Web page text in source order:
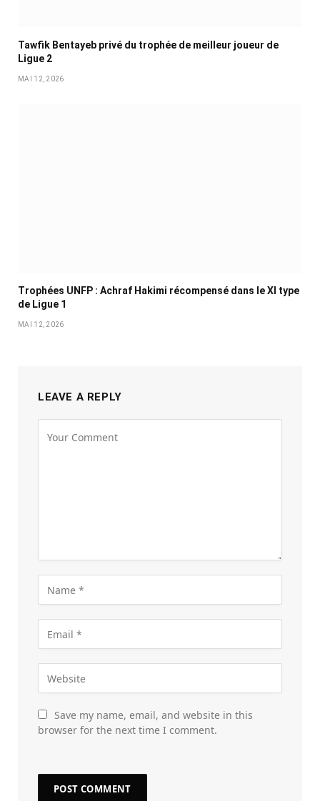
Tawfik Bentayeb privé du trophée de meilleur joueur de
Ligue 2
MAI 12, 2026
Trophées UNFP : Achraf Hakimi récompensé dans le XI type
de Ligue 1
MAI 12, 2026
LEAVE A REPLY
Save my name, email, and website in this
browser for the next time I comment.